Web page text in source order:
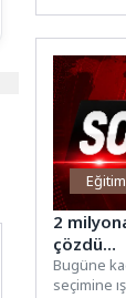
Eğitim
2
çözdü…
Bugüne
seçimine